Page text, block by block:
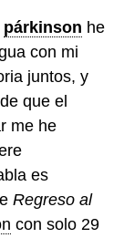
párkinson he
con mi
juntos, y
que el
me he
es
Regreso al
con solo 29